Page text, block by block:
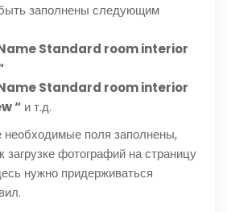
заполнены следующим
Standard room interior
Standard room interior
“ и т.д.
необходимые поля заполнены,
загрузке фотографий на страницу
нужно придерживаться